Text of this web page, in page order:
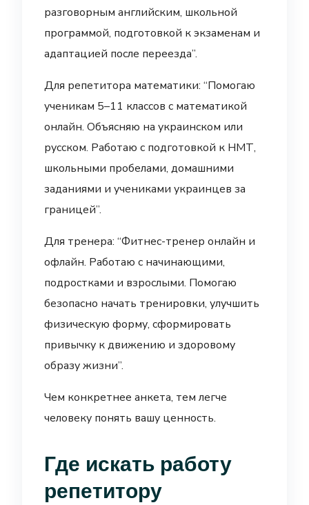
разговорным английским, школьной
программой, подготовкой к экзаменам и
адаптацией после переезда”.
Для репетитора математики: “Помогаю
ученикам 5–11 классов с математикой
онлайн. Объясняю на украинском или
русском. Работаю с подготовкой к НМТ,
школьными пробелами, домашними
заданиями и учениками украинцев за
границей”.
Для тренера: “Фитнес-тренер онлайн и
офлайн. Работаю с начинающими,
подростками и взрослыми. Помогаю
безопасно начать тренировки, улучшить
физическую форму, сформировать
привычку к движению и здоровому
образу жизни”.
Чем конкретнее анкета, тем легче
человеку понять вашу ценность.
Где искать работу
репетитору